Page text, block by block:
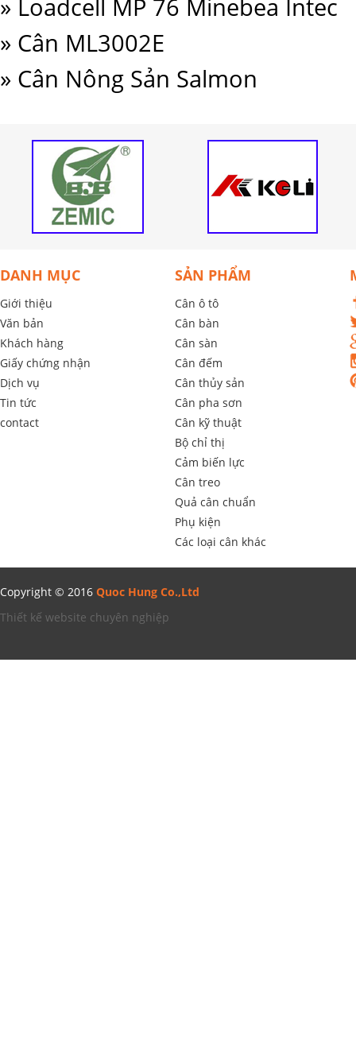
» Loadcell MP 76 Minebea Intec
» Cân ML3002E
» Cân Nông Sản Salmon
DANH MỤC
Giới thiệu
Văn bản
Khách hàng
Giấy chứng nhận
Dịch vụ
Tin tức
contact
SẢN PHẨM
Cân ô tô
Cân bàn
Cân sàn
Cân đếm
Cân thủy sản
Cân pha sơn
Cân kỹ thuật
Bộ chỉ thị
Cảm biến lực
Cân treo
Quả cân chuẩn
Phụ kiện
Các loại cân khác
Copyright © 2016 Quoc Hung Co.,Ltd
Thiết kế website chuyên nghiệp